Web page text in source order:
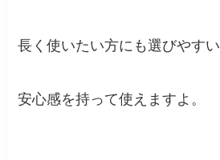
長く使いたい方にも選びやすい
安心感を持って使えますよ。